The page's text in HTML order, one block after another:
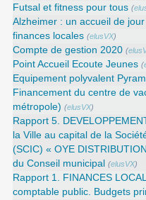
Futsal et fitness pour tous (
Alzheimer : un accueil de jour
finances locales (elusVX)
Compte de gestion 2020 (
Point Accueil Ecoute Jeunes (
Equipement polyvalent
Financement du centre de
métropole) (elusVX)
Rapport 5.
la Ville au capital de la
(SCIC) « OYE
du Conseil municipal
(elusVX)
Rapport 1. FINANCES
comptable public. Budgets